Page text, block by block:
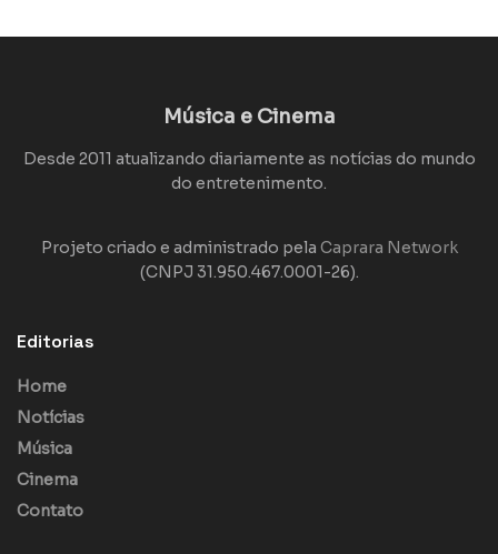
Música e Cinema
Desde 2011 atualizando diariamente as notícias do mundo
do entretenimento.
Projeto criado e administrado pela Caprara Network
(CNPJ 31.950.467.0001-26).
Editorias
Home
Notícias
Música
Cinema
Contato